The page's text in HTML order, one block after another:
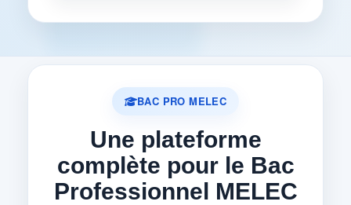
BAC PRO MELEC
Une plateforme
complète pour le Bac
Professionnel MELEC